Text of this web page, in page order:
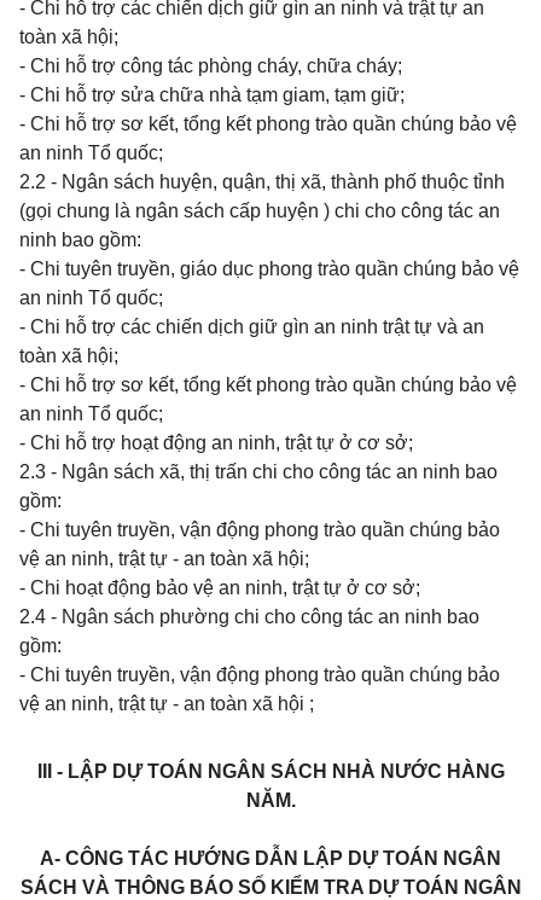
- Chi hỗ trợ các chiến dịch giữ gìn an ninh và trật tự an
toàn xã hội;
- Chi hỗ trợ công tác phòng cháy, chữa cháy;
- Chi hỗ trợ sửa chữa nhà tạm giam, tạm giữ;
- Chi hỗ trợ sơ kết, tổng kết phong trào quần chúng bảo vệ
an ninh Tổ quốc;
2.2 - Ngân sách huyện, quận, thị xã, thành phố thuộc tỉnh
(gọi chung là ngân sách cấp huyện ) chi cho công tác an
ninh bao gồm:
- Chi tuyên truyền, giáo dục phong trào quần chúng bảo vệ
an ninh Tổ quốc;
- Chi hỗ trợ các chiến dịch giữ gìn an ninh trật tự và an
toàn xã hội;
- Chi hỗ trợ sơ kết, tổng kết phong trào quần chúng bảo vệ
an ninh Tổ quốc;
- Chi hỗ trợ hoạt động an ninh, trật tự ở cơ sở;
2.3 - Ngân sách xã, thị trấn chi cho công tác an ninh bao
gồm:
- Chi tuyên truyền, vận động phong trào quần chúng bảo
vệ an ninh, trật tự - an toàn xã hội;
- Chi hoạt động bảo vệ an ninh, trật tự ở cơ sở;
2.4 - Ngân sách phường chi cho công tác an ninh bao
gồm:
- Chi tuyên truyền, vận động phong trào quần chúng bảo
vệ an ninh, trật tự - an toàn xã hội ;
III - LẬP DỰ TOÁN NGÂN SÁCH NHÀ NƯỚC HÀNG
NĂM.
A- CÔNG TÁC HƯỚNG DẪN LẬP DỰ TOÁN NGÂN
SÁCH VÀ THÔNG BÁO SỐ KIỂM TRA DỰ TOÁN NGÂN